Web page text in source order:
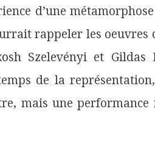
d’une
rappeler les oeuvres
Szelevényi et Gildas
de la
mais une performance